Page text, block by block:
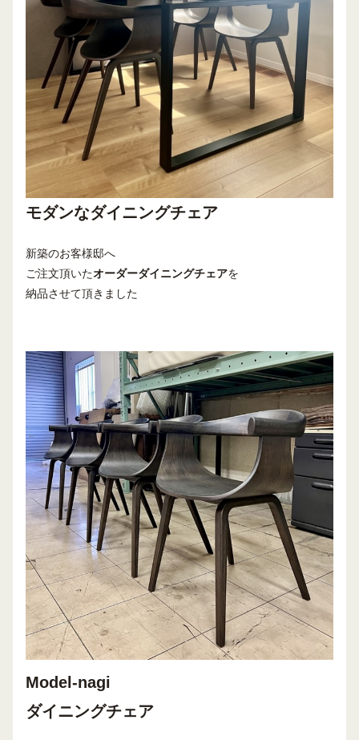
モダンなダイニングチェア
新築のお客様邸へ
ご注文頂いたオーダーダイニングチェアを
納品させて頂きました
Model-nagi
ダイニングチェア